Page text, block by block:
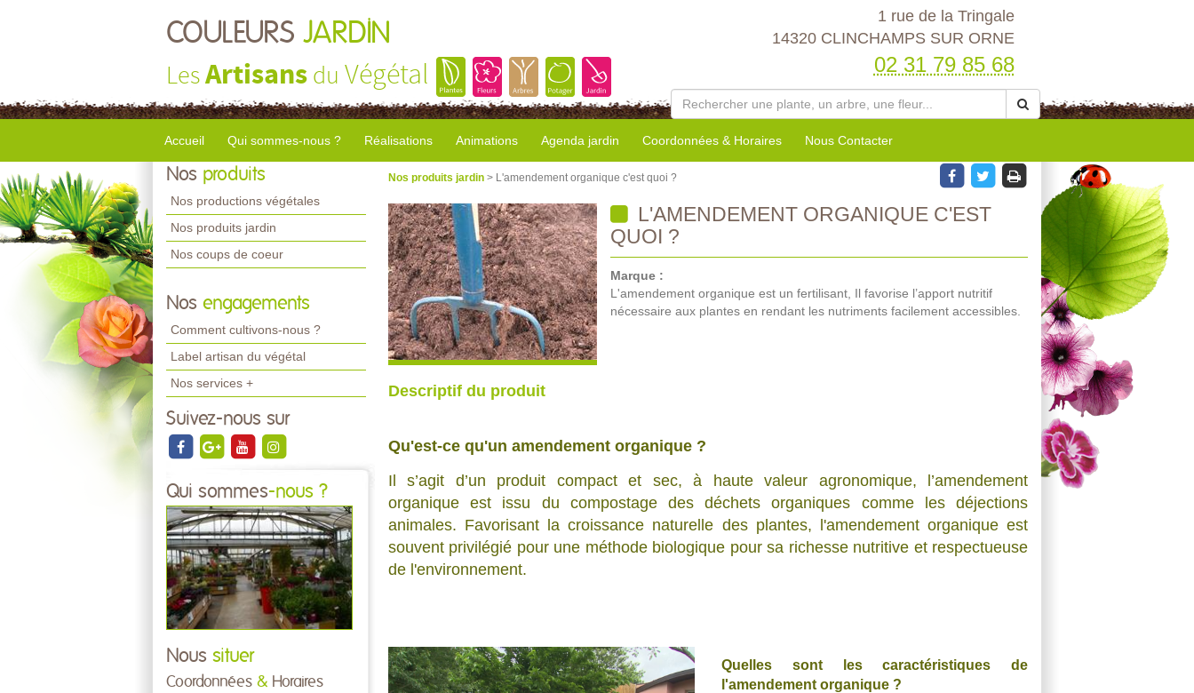
COULEURS JARDIN
LesArtisans du Végétal
1 rue de la Tringale
14320 CLINCHAMPS SUR ORNE
02 31 79 85 68
Accueil Qui sommes-nous ? Réalisations Animations Agenda jardin Coordonnées & Horaires Nous Contacter
Nos produits
Nos productions végétales
Nos produits jardin
Nos coups de coeur
Nos engagements
Comment cultivons-nous ?
Label artisan du végétal
Nos services +
Suivez-nous sur
Qui sommes-nous ?
Nous situer
Coordonnées & Horaires
Nos produits jardin > L'amendement organique c'est quoi ?
L'AMENDEMENT ORGANIQUE C'EST
QUOI ?
Marque :
L'amendement organique est un fertilisant, Il favorise l’apport nutritif
nécessaire aux plantes en rendant les nutriments facilement accessibles.
Descriptif du produit
Qu'est-ce qu'un amendement organique ?
Il s’agit d’un produit compact et sec, à haute valeur agronomique, l’amendement
organique est issu du compostage des déchets organiques comme les déjections
animales. Favorisant la croissance naturelle des plantes, l'amendement organique est
souvent privilégié pour une méthode biologique pour sa richesse nutritive et respectueuse
de l'environnement.
Quelles sont les caractéristiques de
l'amendement organique ?